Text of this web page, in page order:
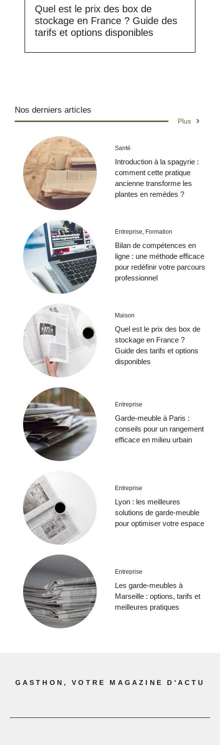
Quel est le prix des box de
stockage en France ? Guide des
tarifs et options disponibles
Nos derniers articles
Plus
Santé
Introduction à la spagyrie :
comment cette pratique
ancienne transforme les
plantes en remèdes ?
Entreprise, Formation
Bilan de compétences en
ligne : une méthode efficace
pour redéfinir votre parcours
professionnel
Maison
Quel est le prix des box de
stockage en France ?
Guide des tarifs et options
disponibles
Entreprise
Garde-meuble à Paris :
conseils pour un rangement
efficace en milieu urbain
Entreprise
Lyon : les meilleures
solutions de garde-meuble
pour optimiser votre espace
Entreprise
Les garde-meubles à
Marseille : options, tarifs et
meilleures pratiques
GASTHON, VOTRE MAGAZINE D'ACTU